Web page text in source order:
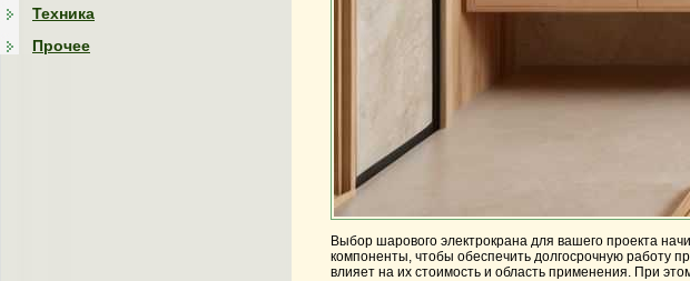
Техника
Прочее
Выбор шарового электрокрана для вашего проекта
компоненты, чтобы обеспечить долгосрочную работу
влияет на их стоимость и область применения. При